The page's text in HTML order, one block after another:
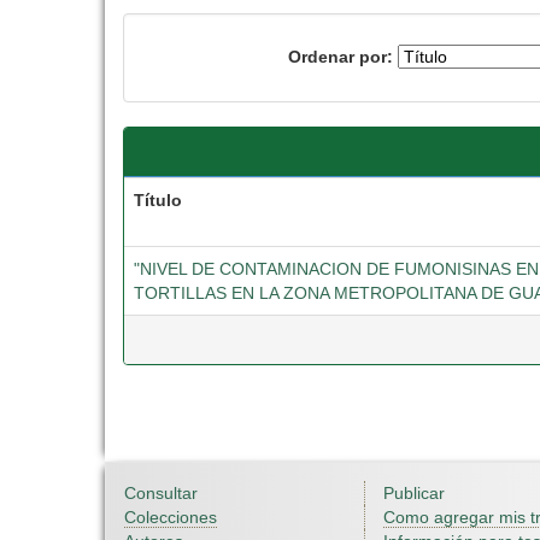
Ordenar por:
Título
"NIVEL DE CONTAMINACION DE FUMONISINAS
TORTILLAS EN LA ZONA METROPOLITANA DE
Consultar
Colecciones
Publicar
Como agregar mis